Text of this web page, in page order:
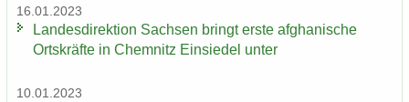
16.01.2023
Lan­des­di­rek­ti­on Sach­sen bringt erste af­gha­ni­sche
Orts­kräf­te in Chem­nitz Ein­sie­del unter
10.01.2023